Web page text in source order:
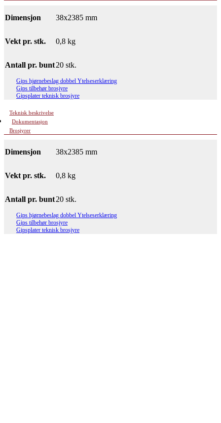
Dimensjon 38x2385 mm
Vekt pr. stk. 0,8 kg
Antall pr. bunt20 stk.
Gips hjørnebeslag dobbel Ytelseserklæring
Gips tilbehør brosjyre
Gipsplater teknisk brosjyre
Teknisk beskrivelse
Dokumentasjon
Brosjyrer
Dimensjon 38x2385 mm
Vekt pr. stk. 0,8 kg
Antall pr. bunt20 stk.
Gips hjørnebeslag dobbel Ytelseserklæring
Gips tilbehør brosjyre
Gipsplater teknisk brosjyre